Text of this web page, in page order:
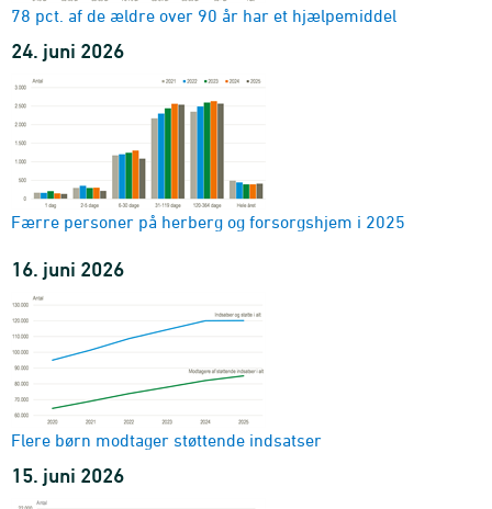
78 pct. af de ældre over 90 år har et hjælpemiddel
24. juni 2026
Færre personer på herberg og forsorgshjem i 2025
16. juni 2026
Flere børn modtager støttende indsatser
15. juni 2026